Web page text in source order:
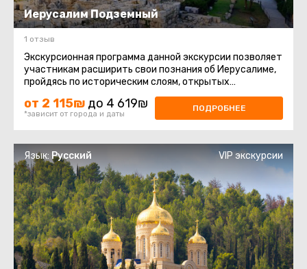
Иерусалим Подземный
1 отзыв
Экскурсионная программа данной экскурсии позволяет
участникам расширить свои познания об Иерусалиме,
пройдясь по историческим слоям, открытых
археологами и представленными ...
от 2 115₪ до 4 619₪
*зависит от города и даты
ПОДРОБНЕЕ
Язык:Русский VIP экскурсии